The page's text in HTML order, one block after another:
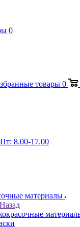
0
товары 0
8.00-17.00
материалы
Назад